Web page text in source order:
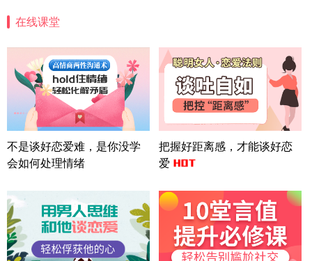
微信用户 巧?媚儿 通过此页面咨询，已获得专属情感
方案
上海-浦东 177****9074
56分钟前
微信用户 Liberty 通过此页面咨询，已获得专属情感
方案
广东-广州 188****5632
12分钟前
微信用户 司马锘 通过此页面咨询，已获得专属情感
微信用户 困困魚? 通过此页面咨询，已获得专属情感
方案
陕西-西安 139****6283
3分钟前
微信用户 喜欢下雨天^ 通过此页面咨询，已获得专属
情感方案
在线课堂
不是谈好恋爱难，是你没学
会如何处理情绪
把握好距离感，才能谈好恋
爱